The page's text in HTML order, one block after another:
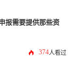
报需要提供那些资
374人看过